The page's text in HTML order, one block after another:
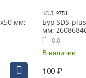
мм;
КОД: 9751
Бур SDS-
мм;
0.0
В наличии
100 ₽